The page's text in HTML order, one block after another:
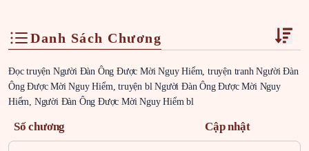
Danh Sách Chương
Đọc truyện Người Đàn Ông Được Mời Nguy Hiểm, truyện tranh Người Đàn
Ông Được Mời Nguy Hiểm, truyện bl Người Đàn Ông Được Mời Nguy
Hiểm, Người Đàn Ông Được Mời Nguy Hiểm bl
Số chương Cập nhật